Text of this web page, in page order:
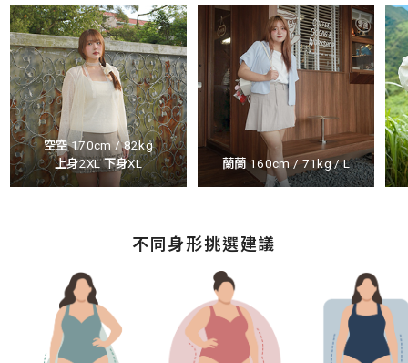
空空 170cm / 82kg
上身2XL 下身XL
蘭蘭 160cm / 71kg / L
不同身形挑選建議